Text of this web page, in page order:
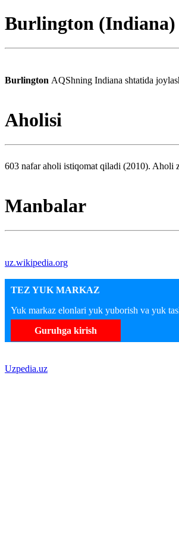
Burlington (Indiana)
Burlington AQShning Indiana shtatida
Aholisi
603 nafar aholi istiqomat qiladi (2010). Aholi
Manbalar
uz.wikipedia.org
TEZ YUK MARKAZ
Yuk markaz elonlari yuk yuborish va yuk
Guruhga kirish
Uzpedia.uz